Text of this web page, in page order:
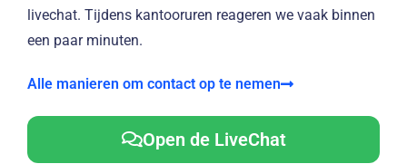
livechat. Tijdens kantooruren reageren we vaak binnen
een paar minuten.
Alle manieren om contact op te nemen
Open de LiveChat